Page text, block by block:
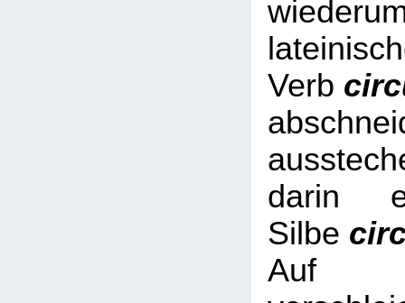
Verb
darin
Silbe
Auf